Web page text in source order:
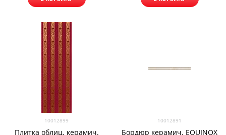
10012899
Плитка облиц. керамич.
10012891
Бордюр керамич. EQUINOX